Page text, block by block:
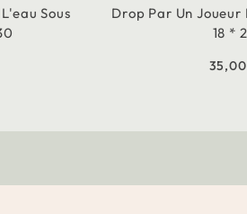
Sous
Drop Par Un Joueur
18 *